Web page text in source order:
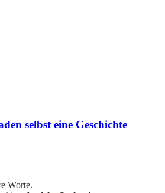
selbst eine Geschichte
Worte.